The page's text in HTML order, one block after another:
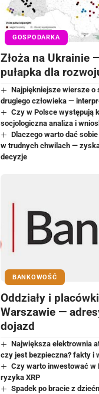
GOSPODARKA
Złoża na Ukrainie
pułapka dla
Najpiękniejsze wiersze o
drugiego człowieka —
Czy w Polsce występują
socjologiczna analiza i
Dlaczego warto dać
w trudnych chwilach —
decyzje
BANKOWOŚĆ
Oddziały i
Warszawie —
dojazd
Największa elektrownia
czy jest bezpieczna? fakty i
Czy warto inwestować w
ryzyka XRP
Spadek po bracie z